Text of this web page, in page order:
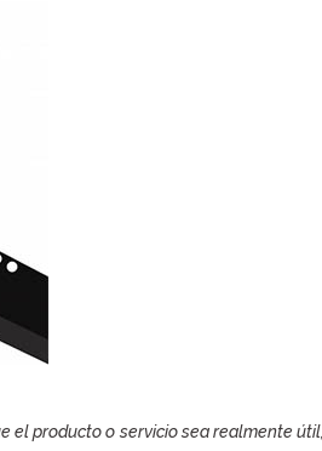
el producto o servicio sea realmente útil,